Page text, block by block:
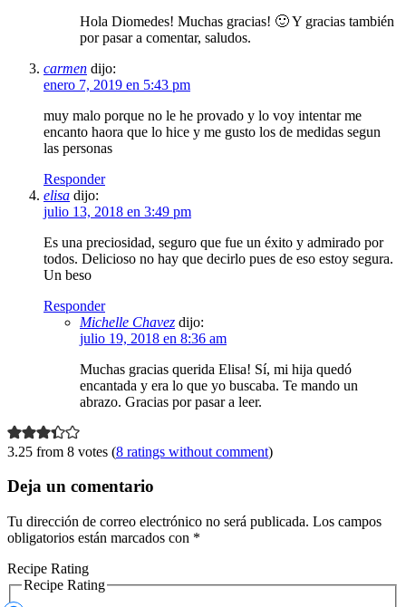
Hola Diomedes! Muchas gracias! 🙂 Y gracias también
por pasar a comentar, saludos.
carmen dijo:
enero 7, 2019 en 5:43 pm
muy malo porque no le he provado y lo voy intentar me
encanto haora que lo hice y me gusto los de medidas segun
las personas
Responder
elisa dijo:
julio 13, 2018 en 3:49 pm
Es una preciosidad, seguro que fue un éxito y admirado por
todos. Delicioso no hay que decirlo pues de eso estoy segura.
Un beso
Responder
Michelle Chavez dijo:
julio 19, 2018 en 8:36 am
Muchas gracias querida Elisa! Sí, mi hija quedó
encantada y era lo que yo buscaba. Te mando un
abrazo. Gracias por pasar a leer.
3.25 from 8 votes (8 ratings without comment)
Deja un comentario
Tu dirección de correo electrónico no será publicada. Los campos
obligatorios están marcados con *
Recipe Rating
Recipe Rating